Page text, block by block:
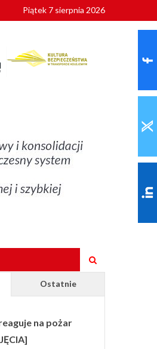
Piątek 7 sierpnia 2026
Ostatnie
na pożar